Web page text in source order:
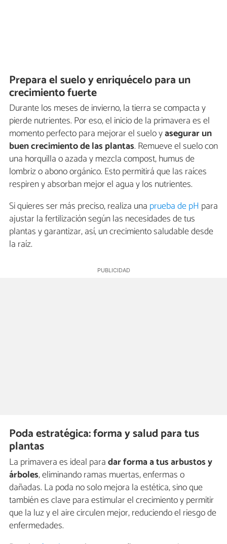
Prepara el suelo y enriquécelo para un
crecimiento fuerte
Durante los meses de invierno, la tierra se compacta y
pierde nutrientes. Por eso, el inicio de la primavera es el
momento perfecto para mejorar el suelo yasegurar un
buen crecimiento de las plantas. Remueve el suelo con
una horquilla o azada y mezcla compost, humus de
lombriz o abono orgánico. Esto permitirá que las raíces
respiren y absorban mejor el agua y los nutrientes.
Si quieres ser más preciso, realiza una prueba de pH para
ajustar la fertilización según las necesidades de tus
plantas y garantizar, así, un crecimiento saludable desde
la raíz.
Poda estratégica: forma y salud para tus
plantas
La primavera es ideal paradar forma a tus arbustos y
árboles, eliminando ramas muertas, enfermas o
dañadas. La poda no solo mejora la estética, sino que
también es clave para estimular el crecimiento y permitir
que la luz y el aire circulen mejor, reduciendo el riesgo de
enfermedades.